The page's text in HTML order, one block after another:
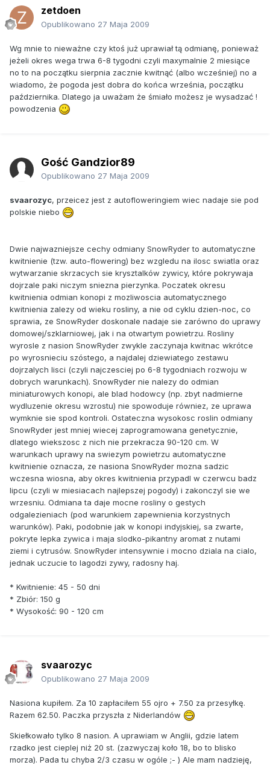
zetdoen
Opublikowano 27 Maja 2009
Wg mnie to nieważne czy ktoś już uprawiał tą odmianę, ponieważ
jeżeli okres wega trwa 6-8 tygodni czyli maxymalnie 2 miesiące
no to na początku sierpnia zacznie kwitnąć (albo wcześniej) no a
wiadomo, że pogoda jest dobra do końca września, początku
października. Dlatego ja uważam że śmiało możesz je wysadzać !
powodzenia
Gość Gandzior89
Opublikowano 27 Maja 2009
svaarozyc, przeicez jest z autofloweringiem wiec nadaje sie pod
polskie niebo
Dwie najwazniejsze cechy odmiany SnowRyder to automatyczne
kwitnienie (tzw. auto-flowering) bez wzgledu na ilosc swiatla oraz
wytwarzanie skrzacych sie krysztalków zywicy, które pokrywaja
dojrzale paki niczym sniezna pierzynka. Poczatek okresu
kwitnienia odmian konopi z mozliwoscia automatycznego
kwitnienia zalezy od wieku rosliny, a nie od cyklu dzien-noc, co
sprawia, ze SnowRyder doskonale nadaje sie zarówno do uprawy
domowej/szklarniowej, jak i na otwartym powietrzu. Rosliny
wyrosle z nasion SnowRyder zwykle zaczynaja kwitnac wkrótce
po wyrosnieciu szóstego, a najdalej dziewiatego zestawu
dojrzalych lisci (czyli najczesciej po 6-8 tygodniach rozwoju w
dobrych warunkach). SnowRyder nie nalezy do odmian
miniaturowych konopi, ale blad hodowcy (np. zbyt nadmierne
wydluzenie okresu wzrostu) nie spowoduje równiez, ze uprawa
wymknie sie spod kontroli. Ostateczna wysokosc roslin odmiany
SnowRyder jest mniej wiecej zaprogramowana genetycznie,
dlatego wiekszosc z nich nie przekracza 90-120 cm. W
warunkach uprawy na swiezym powietrzu automatyczne
kwitnienie oznacza, ze nasiona SnowRyder mozna sadzic
wczesna wiosna, aby okres kwitnienia przypadl w czerwcu badz
lipcu (czyli w miesiacach najlepszej pogody) i zakonczyl sie we
wrzesniu. Odmiana ta daje mocne rosliny o gestych
odgalezieniach (pod warunkiem zapewnienia korzystnych
warunków). Paki, podobnie jak w konopi indyjskiej, sa zwarte,
pokryte lepka zywica i maja slodko-pikantny aromat z nutami
ziemi i cytrusów. SnowRyder intensywnie i mocno dziala na cialo,
jednak uczucie to lagodzi zywy, radosny haj.
* Kwitnienie: 45 - 50 dni
* Zbiór: 150 g
* Wysokość: 90 - 120 cm
svaarozyc
Opublikowano 27 Maja 2009
Nasiona kupiłem. Za 10 zapłaciłem 55 ojro + 7.50 za przesyłkę.
Razem 62.50. Paczka przyszła z Niderlandów
Skiełkowało tylko 8 nasion. A uprawiam w Anglii, gdzie latem
rzadko jest cieplej niż 20 st. (zazwyczaj koło 18, bo to blisko
morza). Pada tu chyba 2/3 czasu w ogóle ;- ) Ale mam nadzieję,